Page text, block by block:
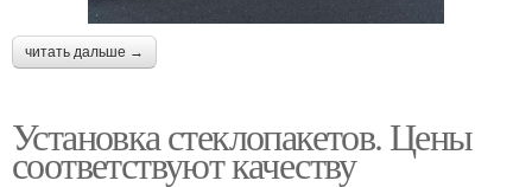
читать дальше →
Установка стеклопакетов. Цены
соответствуют качеству